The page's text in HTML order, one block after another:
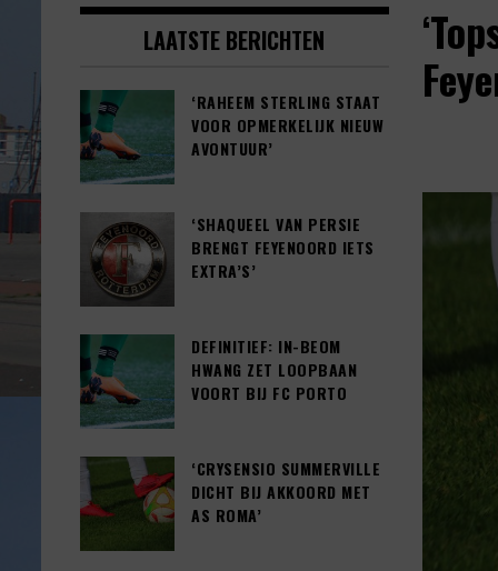
LAATSTE BERICHTEN
‘RAHEEM STERLING STAAT
VOOR OPMERKELIJK NIEUW
AVONTUUR’
‘SHAQUEEL VAN PERSIE
BRENGT FEYENOORD IETS
EXTRA’S’
DEFINITIEF: IN-BEOM
HWANG ZET LOOPBAAN
VOORT BIJ FC PORTO
‘CRYSENSIO SUMMERVILLE
DICHT BIJ AKKOORD MET
AS ROMA’